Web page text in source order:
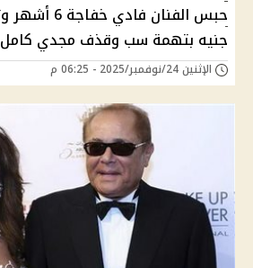
جنيه بتهمة سب وقذف مجدي كامل
الإثنين 24/نوفمبر/2025 - 06:25 م